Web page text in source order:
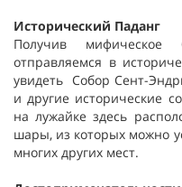
Исторический Паданг
Получив мифическое
отправляемся в
увидеть Собор Сент-
и другие исторические
на лужайке здесь
шары, из которых можно
многих других мест.